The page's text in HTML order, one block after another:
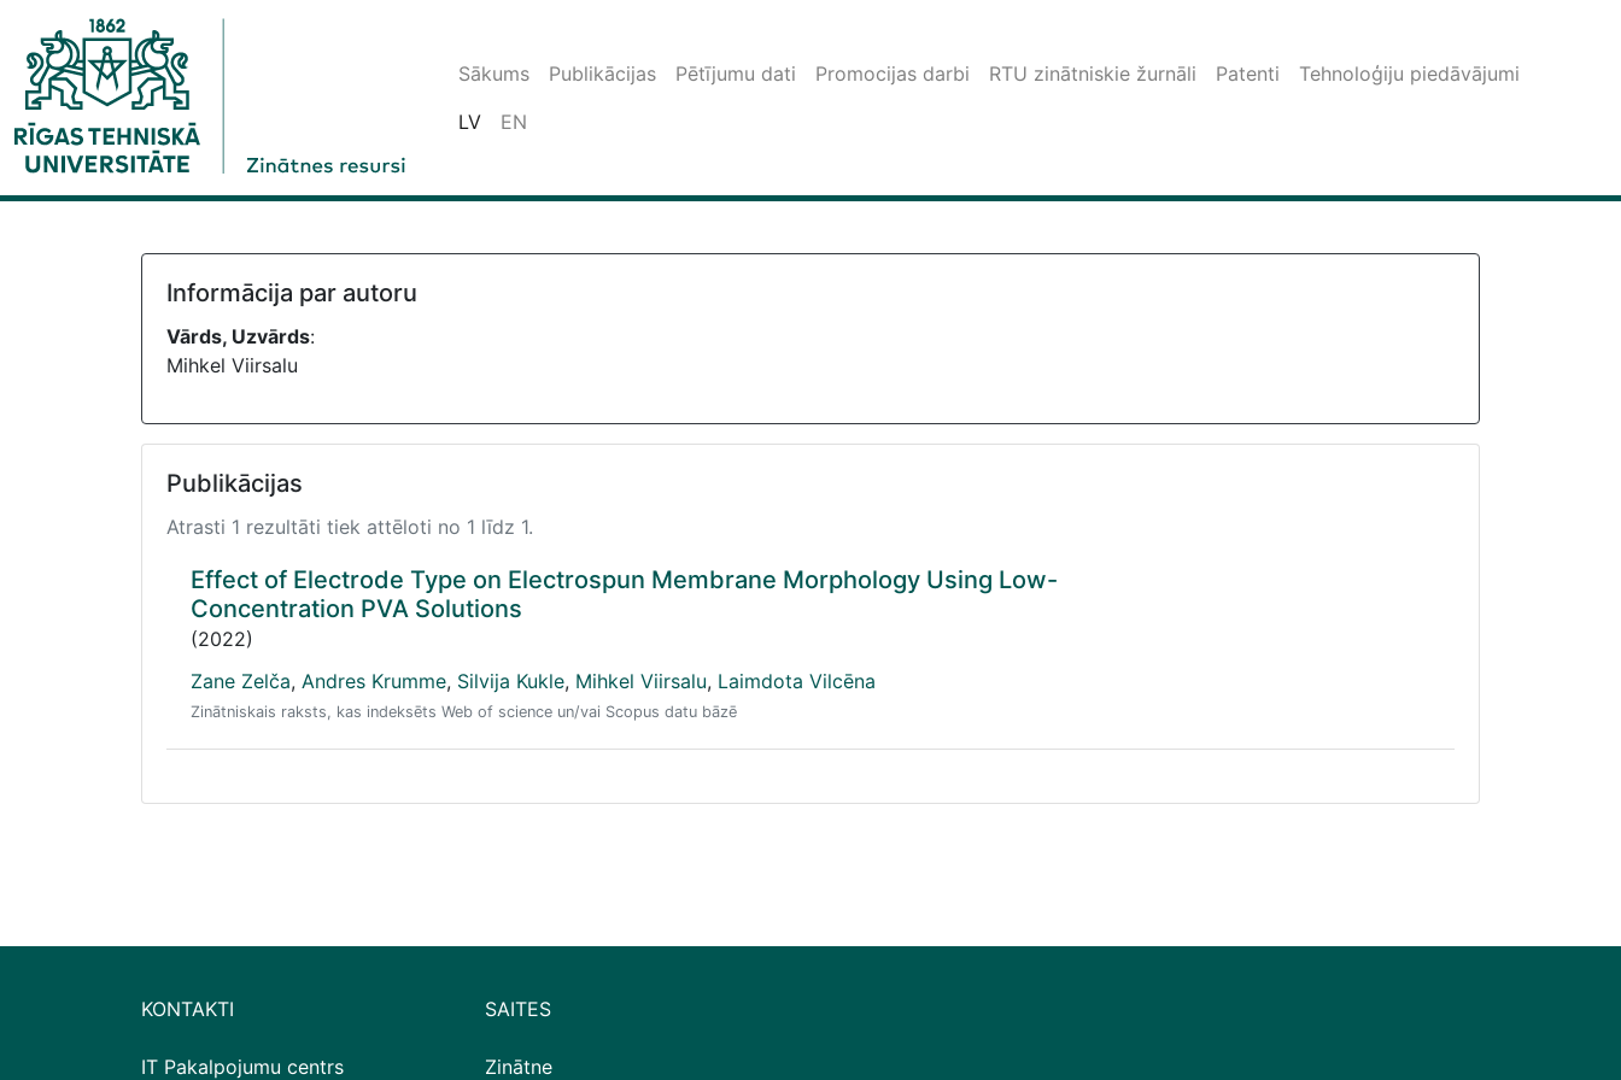
Sākums Publikācijas Pētījumu dati Promocijas darbi RTU zinātniskie žurnāli Patenti
Tehnoloģiju piedāvājumi
LV
EN
Informācija par autoru
Vārds, Uzvārds:
Mihkel Viirsalu
Publikācijas
Atrasti 1 rezultāti tiek attēloti no 1 līdz 1.
Effect of Electrode Type on Electrospun Membrane Morphology Using Low-
Concentration PVA Solutions
(2022)
Zane Zelča, Andres Krumme, Silvija Kukle, Mihkel Viirsalu, Laimdota Vilcēna
Zinātniskais raksts, kas indeksēts Web of science un/vai Scopus datu bāzē
KONTAKTI
IT Pakalpojumu centrs
SAITES
Zinātne